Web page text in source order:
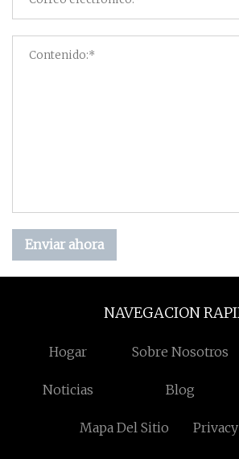
Enviar ahora
NAVEGACION
Hogar Sobre Nosotros
Noticias Blog
Mapa Del Sitio